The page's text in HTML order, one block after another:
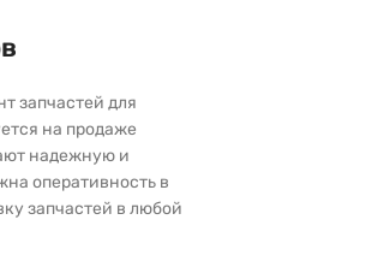
запчастей для
на продаже
надежную и
оперативность в
запчастей в любой